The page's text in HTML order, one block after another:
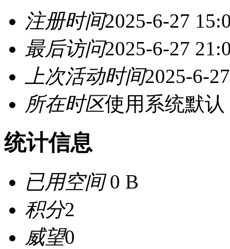
注册时间2025-6-27
最后访问2025-6-27
上次活动时间2025-6-
所在时区使用系统默认
统计信息
已用空间0 B
积分2
威望0